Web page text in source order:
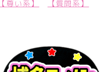
【尊い系】 【質問系】